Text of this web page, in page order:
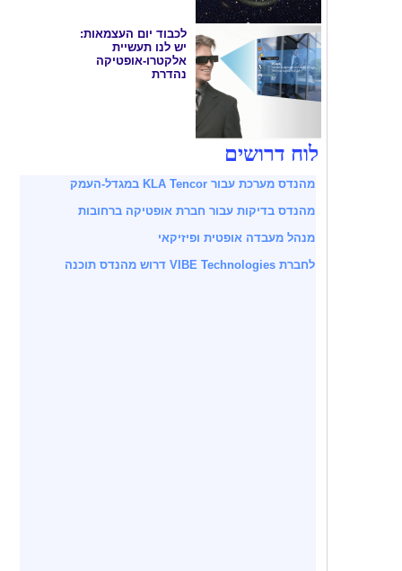
לכבוד יום העצמאות:
יש לנו תעשיית
אלקטרו-אופטיקה
נהדרת
לוח דרושים
מהנדס מערכת עבור KLA Tencor במגדל-העמק
מהנדס בדיקות עבור חברת אופטיקה ברחובות
מנהל מעבדה אופטית ופיזיקאי
לחברת VIBE Technologies דרוש מהנדס תוכנה